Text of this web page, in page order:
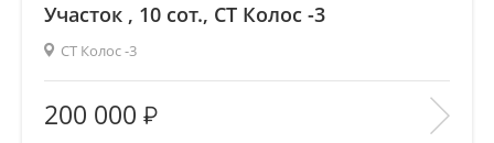
Участок , 10 сот., СТ Колос -3
СТ Колос -3
Площадь (общ/жил/кух), м2:
—/—/—
Количество комнат:
—
200 000